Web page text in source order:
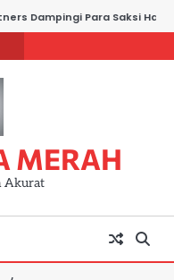
Para Saksi Hadiri
MERAH
Akurat